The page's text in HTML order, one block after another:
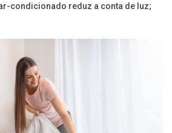
condicionado reduz a conta de luz;